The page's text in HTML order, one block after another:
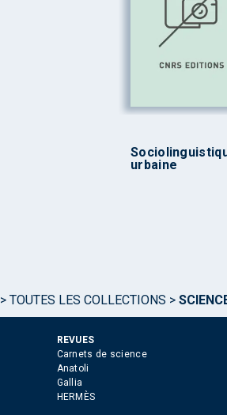
urbaine
> TOUTES LES COLLECTIONS >
REVUES
Carnets de science
Anatoli
Gallia
HERMÈS